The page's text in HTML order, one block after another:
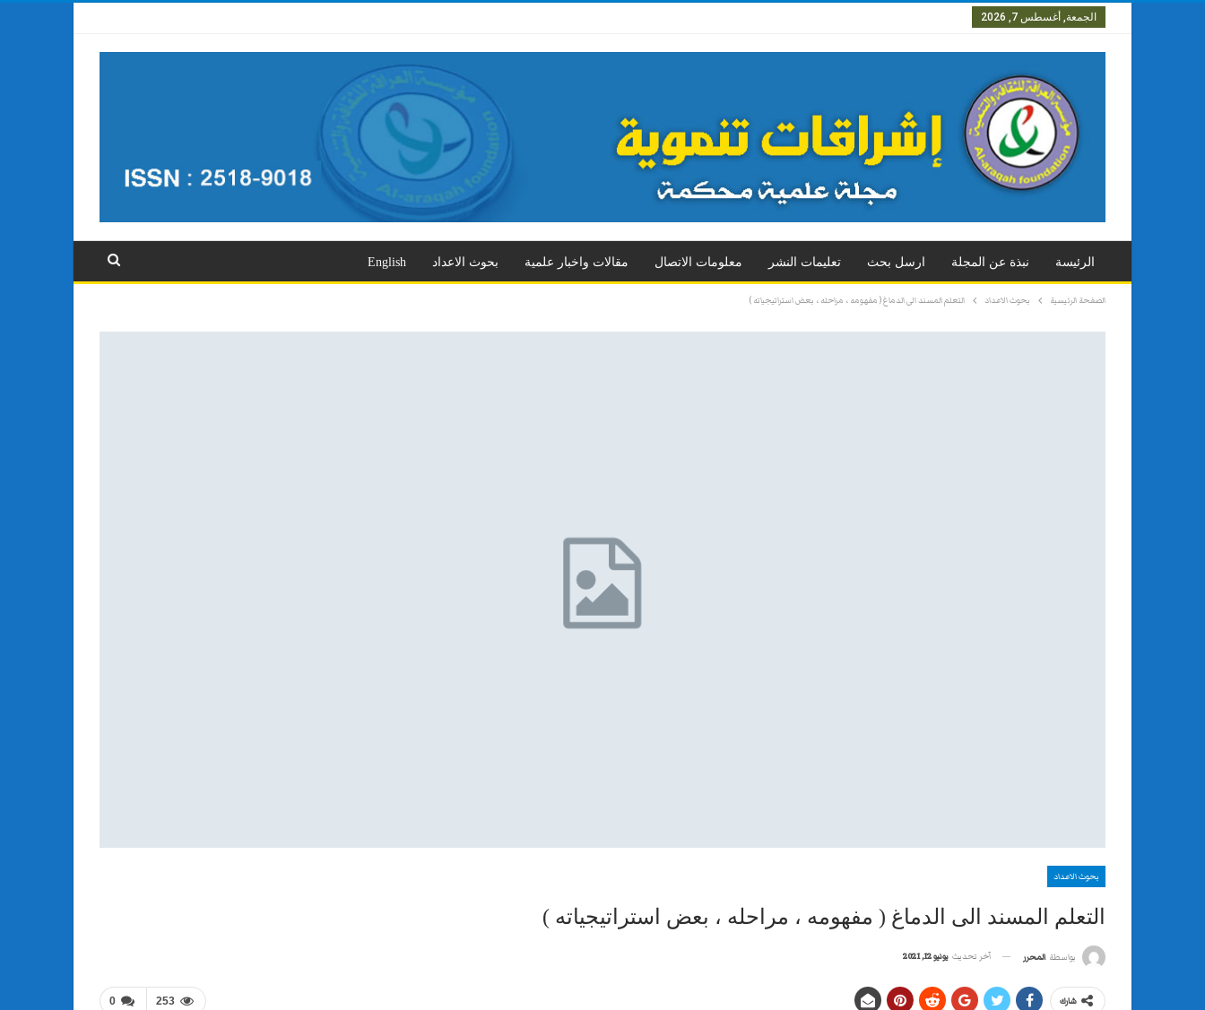
الجمعة, أغسطس 7, 2026
الرئيسة نبذة عن المجلة ارسل بحث تعليمات النشر معلومات الاتصال مقالات واخبار علمية بحوث الاعداد English
الصفحة الرئيسية بحوث الاعداد التعلم المسند الى الدماغ ( مفهومه ، مراحله ، بعض استراتيجياته )
بحوث الاعداد
التعلم المسند الى الدماغ ( مفهومه ، مراحله ، بعض استراتيجياته )
بواسطة المحرر آخر تحديث يونيو 12, 2021
0 253 شارك